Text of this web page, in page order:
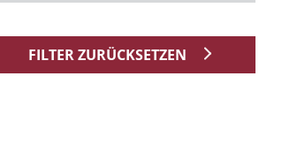
FILTER ZURÜCKSETZEN